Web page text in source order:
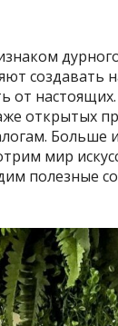
создавать
от
открытых
мир
полезные